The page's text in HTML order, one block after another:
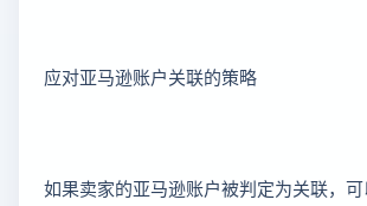
应对亚马逊账户关联的策略
如果卖家的亚马逊账户被判定为关联，